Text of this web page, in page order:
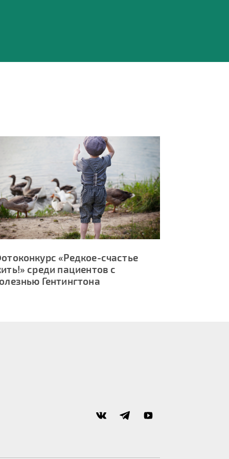
«Редкое-счастье
среди пациентов с
Гентингтона